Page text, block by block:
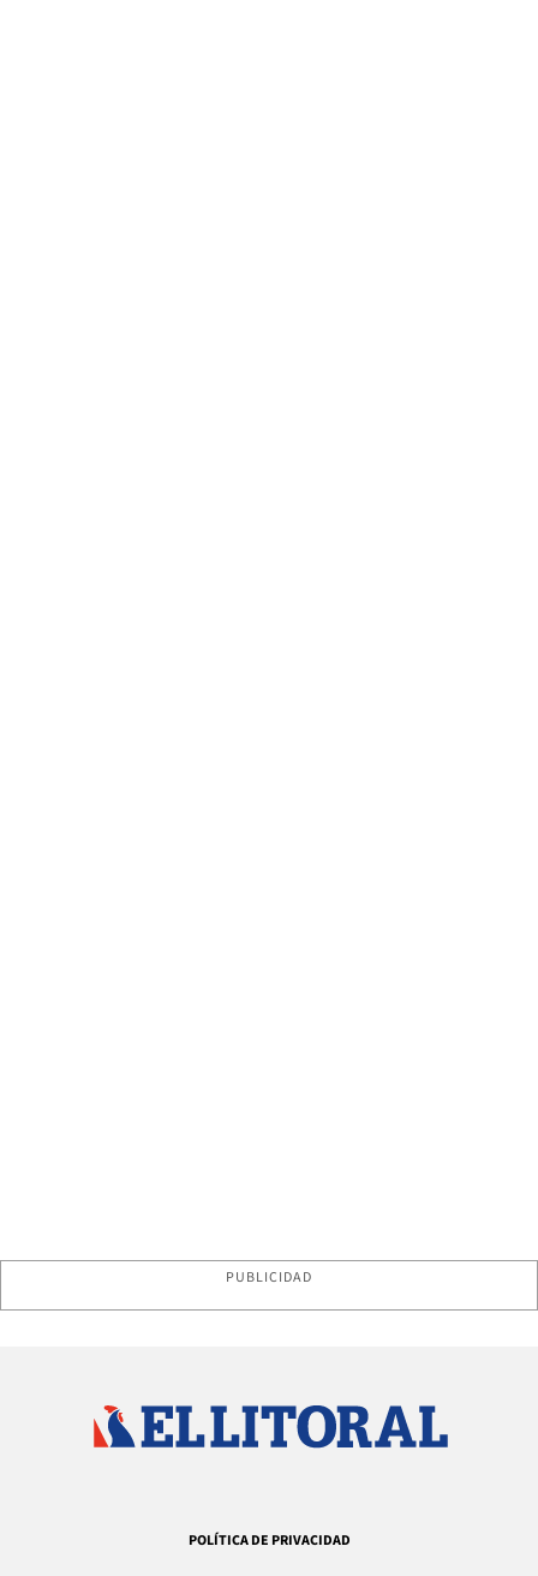
PUBLICIDAD
POLÍTICA DE PRIVACIDAD